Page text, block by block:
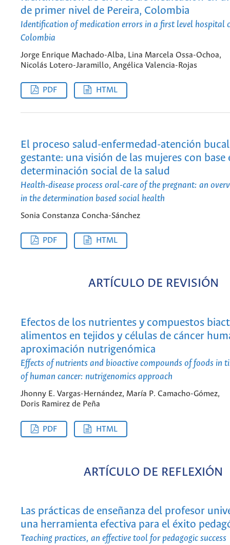
de primer nivel de Pereira, Colombia
Identification of medication errors in a first level hospital
Colombia
Jorge Enrique Machado-Alba, Lina Marcela Ossa-Ochoa,
Nicolás Lotero-Jaramillo, Angélica Valencia-Rojas
PDF HTML
El proceso salud-enfermedad-atención
gestante: una visión de las mujeres con base
determinación social de la salud
Health-disease process oral-care of the pregnant: an
in the determination based social health
Sonia Constanza Concha-Sánchez
PDF HTML
ARTÍCULO DE REVISIÓN
Efectos de los nutrientes y compuestos
alimentos en tejidos y células de cáncer
aproximación nutrigenómica
Effects of nutrients and bioactive compounds of foods in
of human cancer: nutrigenomics approach
Jhonny E. Vargas-Hernández, María P. Camacho-Gómez,
Doris Ramirez de Peña
PDF HTML
ARTÍCULO DE REFLEXIÓN
Las prácticas de enseñanza del profesor
una herramienta efectiva para el éxito
Teaching practices, an effective tool for pedagogic success